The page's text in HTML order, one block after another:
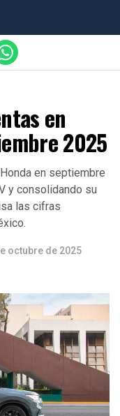
en
2025
en septiembre
y consolidando su
las cifras
octubre de 2025